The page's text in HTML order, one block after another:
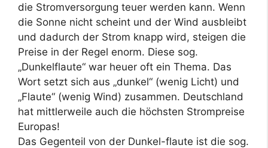
die Stromversorgung teuer werden kann. Wenn
die Sonne nicht scheint und der Wind ausbleibt
und dadurch der Strom knapp wird, steigen die
Preise in der Regel enorm. Diese sog.
„Dunkelflaute“ war heuer oft ein Thema. Das
Wort setzt sich aus „dunkel“ (wenig Licht) und
„Flaute“ (wenig Wind) zusammen. Deutschland
hat mittlerweile auch die höchsten Strompreise
Europas!
Das Gegenteil von der Dunkel-flaute ist die sog.